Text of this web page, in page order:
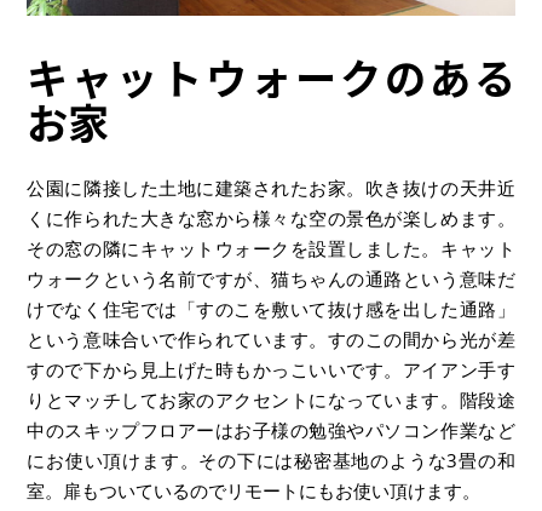
キャットウォークのある
お家
公園に隣接した土地に建築されたお家。吹き抜けの天井近
くに作られた大きな窓から様々な空の景色が楽しめます。
その窓の隣にキャットウォークを設置しました。キャット
ウォークという名前ですが、猫ちゃんの通路という意味だ
けでなく住宅では「すのこを敷いて抜け感を出した通路」
という意味合いで作られています。すのこの間から光が差
すので下から見上げた時もかっこいいです。アイアン手す
りとマッチしてお家のアクセントになっています。階段途
中のスキップフロアーはお子様の勉強やパソコン作業など
にお使い頂けます。その下には秘密基地のような3畳の和
室。扉もついているのでリモートにもお使い頂けます。